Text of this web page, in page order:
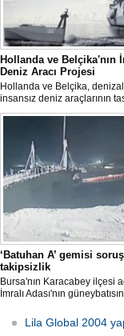
Hollanda ve Belçika'nın
Deniz Aracı Projesi
Hollanda ve Belçika,
insansız deniz araçlarının
başlattı. Proje, 2 ülkenin
kuvvetlerinin gelecekteki
yeteneklerini desteklemeyi
‘Batuhan A’ gemisi
takipsizlik
Bursa'nın Karacabey ilçesi
İmralı Adası'nın
batmasıyla ilgili başlatılan
takipsizlikle sonuçlandı.
Lila Global 2004